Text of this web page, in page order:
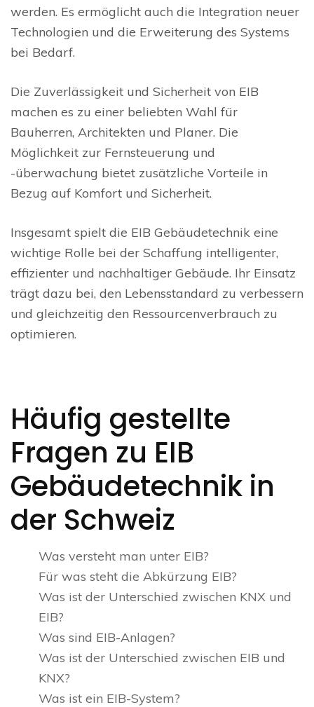
werden. Es ermöglicht auch die Integration neuer
Technologien und die Erweiterung des Systems
bei Bedarf.
Die Zuverlässigkeit und Sicherheit von EIB
machen es zu einer beliebten Wahl für
Bauherren, Architekten und Planer. Die
Möglichkeit zur Fernsteuerung und
-überwachung bietet zusätzliche Vorteile in
Bezug auf Komfort und Sicherheit.
Insgesamt spielt die EIB Gebäudetechnik eine
wichtige Rolle bei der Schaffung intelligenter,
effizienter und nachhaltiger Gebäude. Ihr Einsatz
trägt dazu bei, den Lebensstandard zu verbessern
und gleichzeitig den Ressourcenverbrauch zu
optimieren.
Häufig gestellte
Fragen zu EIB
Gebäudetechnik in
der Schweiz
Was versteht man unter EIB?
Für was steht die Abkürzung EIB?
Was ist der Unterschied zwischen KNX und
EIB?
Was sind EIB-Anlagen?
Was ist der Unterschied zwischen EIB und
KNX?
Was ist ein EIB-System?